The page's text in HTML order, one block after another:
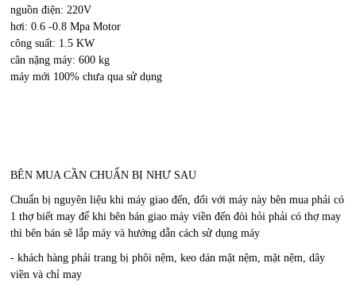
nguồn điện: 220V
hơi: 0.6 -0.8 Mpa Motor
công suất: 1.5 KW
cân nặng máy: 600 kg
máy mới 100% chưa qua sử dụng
BÊN MUA CẦN CHUẨN BỊ NHƯ SAU
Chuẩn bị nguyên liệu khi máy giao đến, đối với máy này bên mua phải có
1 thợ biết may để khi bên bán giao máy viền đến đòi hỏi phải có thợ may
thì bên bán sẽ lắp máy và hướng dẫn cách sử dụng máy
- khách hàng phải trang bị phôi nệm, keo dán mặt nệm, mặt nệm, dây
viền và chỉ may